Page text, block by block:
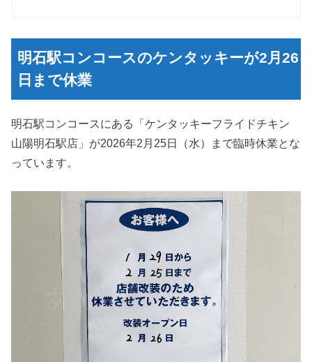
明石駅コンコースのケンタッキーが2月26
日まで休業
明石駅コンコースにある「ケンタッキーフライドチキン
山陽明石駅店」が2026年2月25日（水）まで臨時休業とな
っています。